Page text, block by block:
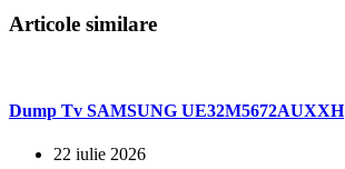
Articole similare
Dump Tv SAMSUNG UE32M5672AUXXH
22 iulie 2026